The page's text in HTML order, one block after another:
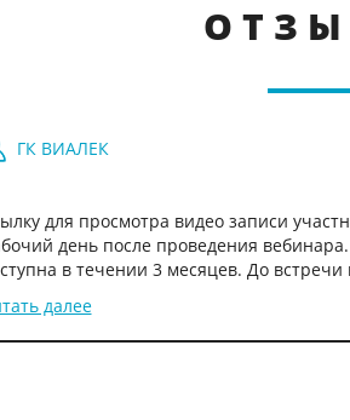
ГК ВИАЛЕК
для просмотра видео записи
день после проведения
в течении 3 месяцев. До
далее